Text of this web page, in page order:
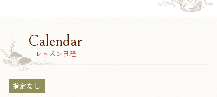
Calendar
レッスン日程
指定なし